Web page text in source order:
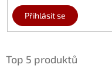
Přihlásit se
Top 5 produktů